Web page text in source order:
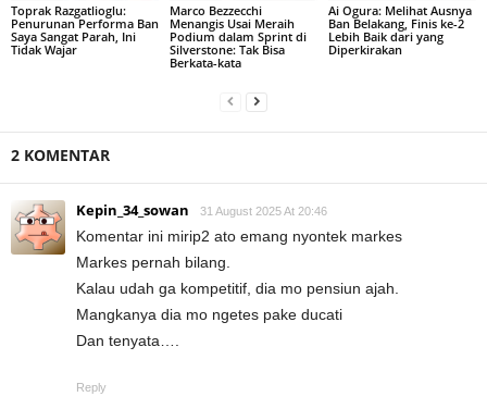
Toprak Razgatlioglu:
Penurunan Performa Ban
Saya Sangat Parah, Ini
Tidak Wajar
Marco Bezzecchi
Menangis Usai Meraih
Podium dalam Sprint di
Silverstone: Tak Bisa
Berkata-kata
Ai Ogura: Melihat Ausnya
Ban Belakang, Finis ke-2
Lebih Baik dari yang
Diperkirakan
2 KOMENTAR
Kepin_34_sowan 31 August 2025 At 20:46
Komentar ini mirip2 ato emang nyontek markes
Markes pernah bilang.
Kalau udah ga kompetitif, dia mo pensiun ajah.
Mangkanya dia mo ngetes pake ducati
Dan tenyata….
Reply